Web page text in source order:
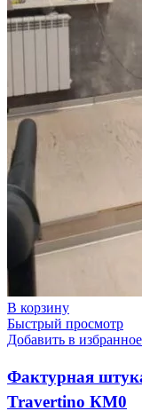
В корзину
Быстрый просмотр
Добавить в избранное
Фактурная
Travertino КМ0